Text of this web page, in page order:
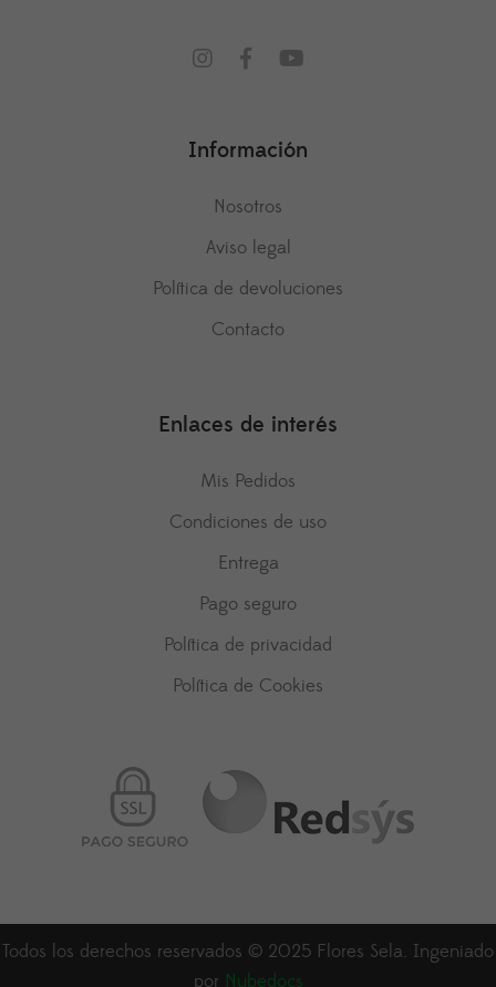
Información
Nosotros
Aviso legal
Política de devoluciones
Contacto
Enlaces de interés
Mis Pedidos
Condiciones de uso
Entrega
Pago seguro
Política de privacidad
Política de Cookies
Todos los derechos reservados © 2025 Flores Sela. Ingeniado
por Nubedocs